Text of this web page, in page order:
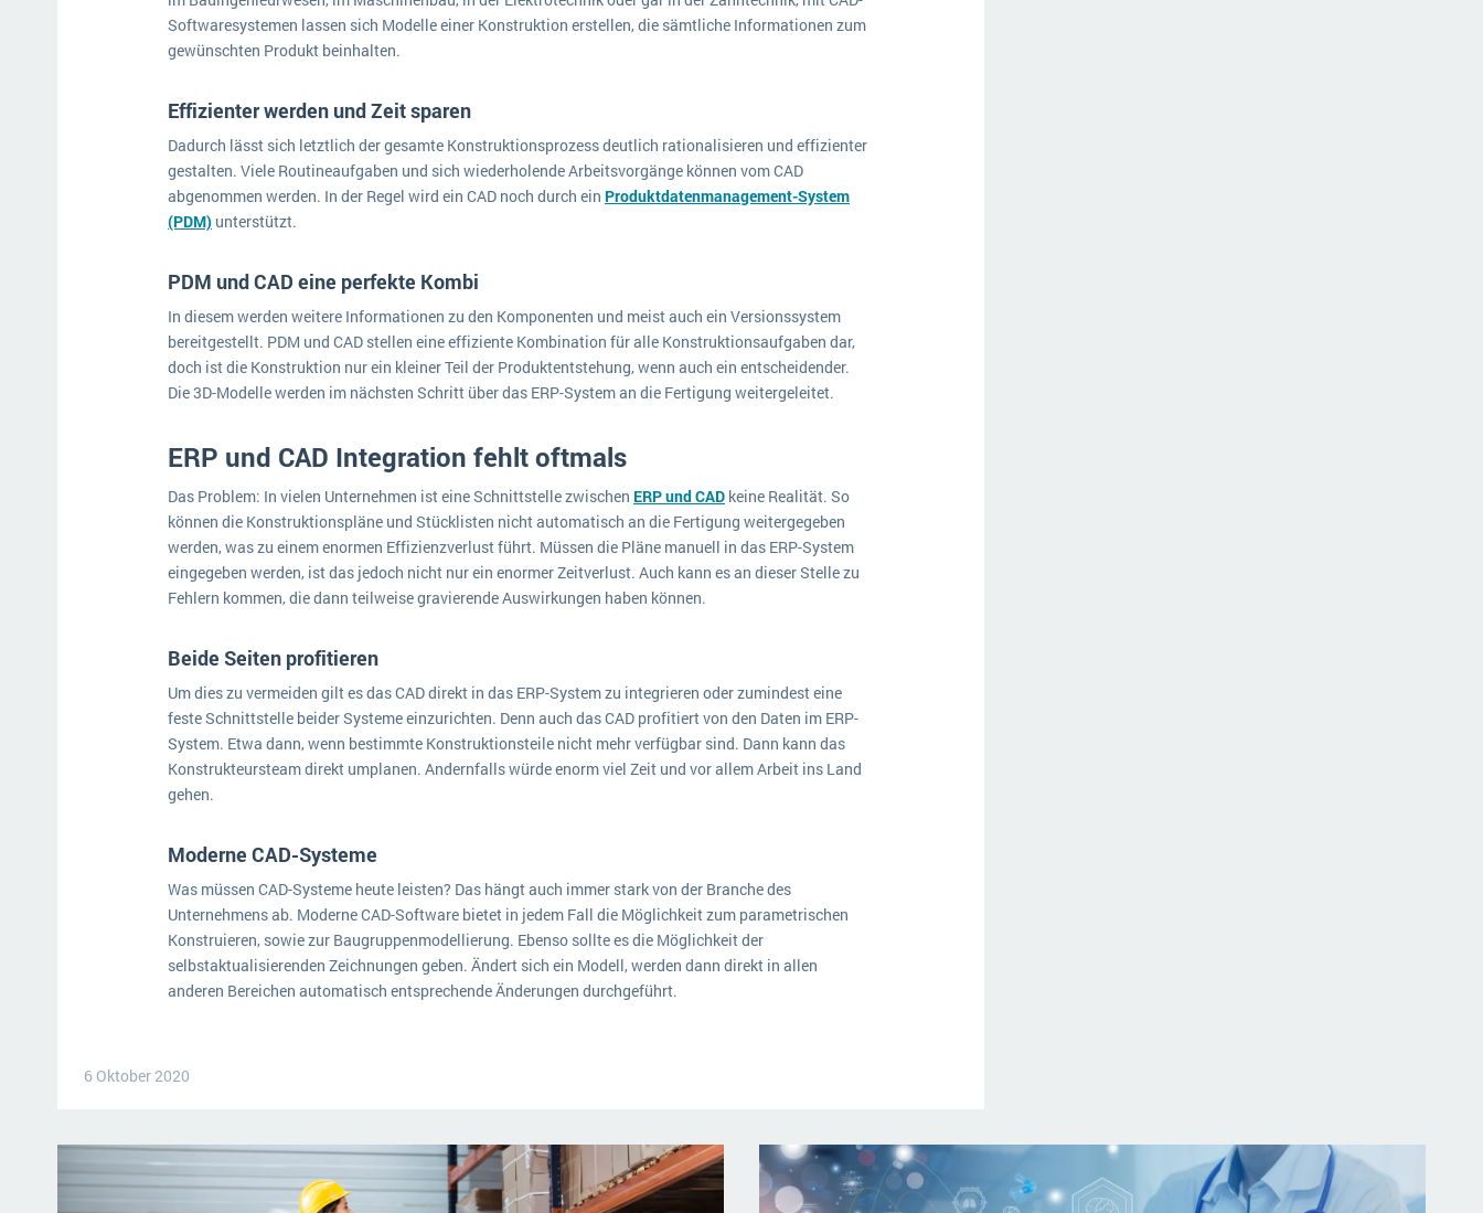
Softwaresystemen lassen sich Modelle einer Konstruktion erstellen, die sämtliche Informationen zum
gewünschten Produkt beinhalten.
Effizienter werden und Zeit sparen
Dadurch lässt sich letztlich der gesamte Konstruktionsprozess deutlich rationalisieren und effizienter
gestalten. Viele Routineaufgaben und sich wiederholende Arbeitsvorgänge können vom CAD
abgenommen werden. In der Regel wird ein CAD noch durch ein Produktdatenmanagement-System
(PDM) unterstützt.
PDM und CAD eine perfekte Kombi
In diesem werden weitere Informationen zu den Komponenten und meist auch ein Versionssystem
bereitgestellt. PDM und CAD stellen eine effiziente Kombination für alle Konstruktionsaufgaben dar,
doch ist die Konstruktion nur ein kleiner Teil der Produktentstehung, wenn auch ein entscheidender.
Die 3D-Modelle werden im nächsten Schritt über das ERP-System an die Fertigung weitergeleitet.
ERP und CAD Integration fehlt oftmals
Das Problem: In vielen Unternehmen ist eine Schnittstelle zwischen ERP und CAD keine Realität. So
können die Konstruktionspläne und Stücklisten nicht automatisch an die Fertigung weitergegeben
werden, was zu einem enormen Effizienzverlust führt. Müssen die Pläne manuell in das ERP-System
eingegeben werden, ist das jedoch nicht nur ein enormer Zeitverlust. Auch kann es an dieser Stelle zu
Fehlern kommen, die dann teilweise gravierende Auswirkungen haben können.
Beide Seiten profitieren
Um dies zu vermeiden gilt es das CAD direkt in das ERP-System zu integrieren oder zumindest eine
feste Schnittstelle beider Systeme einzurichten. Denn auch das CAD profitiert von den Daten im ERP-
System. Etwa dann, wenn bestimmte Konstruktionsteile nicht mehr verfügbar sind. Dann kann das
Konstrukteursteam direkt umplanen. Andernfalls würde enorm viel Zeit und vor allem Arbeit ins Land
gehen.
Moderne CAD-Systeme
Was müssen CAD-Systeme heute leisten? Das hängt auch immer stark von der Branche des
Unternehmens ab. Moderne CAD-Software bietet in jedem Fall die Möglichkeit zum parametrischen
Konstruieren, sowie zur Baugruppenmodellierung. Ebenso sollte es die Möglichkeit der
selbstaktualisierenden Zeichnungen geben. Ändert sich ein Modell, werden dann direkt in allen
anderen Bereichen automatisch entsprechende Änderungen durchgeführt.
6 Oktober 2020